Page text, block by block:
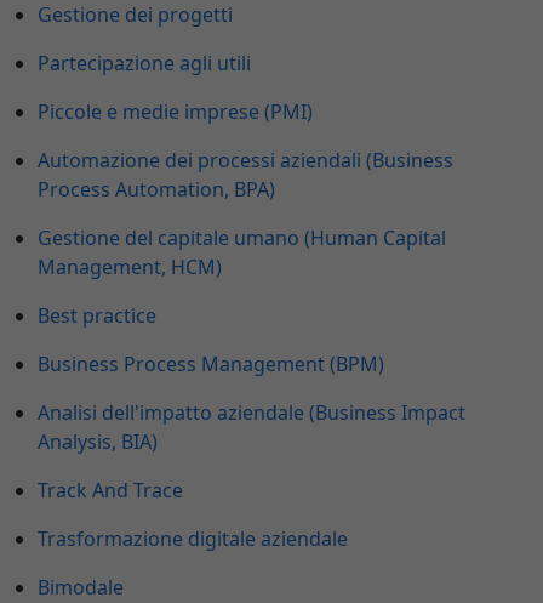
Gestione dei progetti
Partecipazione agli utili
Piccole e medie imprese (PMI)
Automazione dei processi aziendali (Business
Process Automation, BPA)
Gestione del capitale umano (Human Capital
Management, HCM)
Best practice
Business Process Management (BPM)
Analisi dell'impatto aziendale (Business Impact
Analysis, BIA)
Track And Trace
Trasformazione digitale aziendale
Bimodale